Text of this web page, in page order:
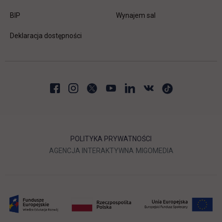
BIP
Deklaracja dostępności
Wynajem sal
POLITYKA PRYWATNOŚCI
AGENCJA INTERAKTYWNA LINK OTWIERA SIĘ W
MIGOMEDIA